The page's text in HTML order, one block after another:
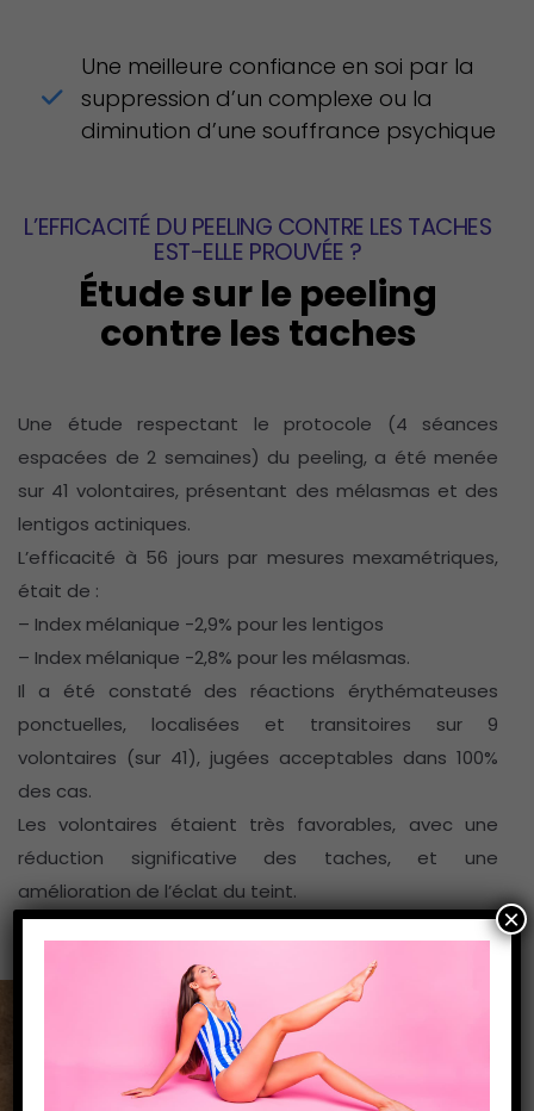
Une meilleure confiance en soi par la
suppression d’un complexe ou la
diminution d’une souffrance psychique
L’EFFICACITÉ DU PEELING CONTRE LES TACHES
EST-ELLE PROUVÉE ?
Étude sur le peeling
contre les taches
Une étude respectant le protocole (4 séances
espacées de 2 semaines) du peeling, a été menée
sur 41 volontaires, présentant des mélasmas et des
lentigos actiniques.
L’efficacité à 56 jours par mesures mexamétriques,
était de :
– Index mélanique -2,9% pour les lentigos
– Index mélanique -2,8% pour les mélasmas.
Il a été constaté des réactions érythémateuses
ponctuelles, localisées et transitoires sur 9
volontaires (sur 41), jugées acceptables dans 100%
des cas.
Les volontaires étaient très favorables, avec une
réduction significative des taches, et une
amélioration de l’éclat du teint.
×